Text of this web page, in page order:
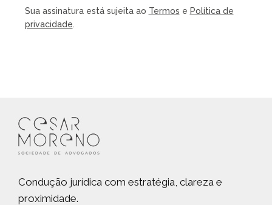
Sua assinatura está sujeita ao Termos e Política de
privacidade.
Condução jurídica com estratégia, clareza e
proximidade.